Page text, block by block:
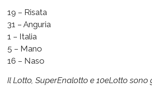
19 – Risata
31 – Anguria
1 – Italia
5 – Mano
16 – Naso
Il Lotto, SuperEnalotto e 10eLotto sono